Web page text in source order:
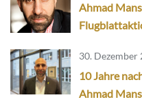
Ahmad
30. Dezember
10 Jahre
Ahmad